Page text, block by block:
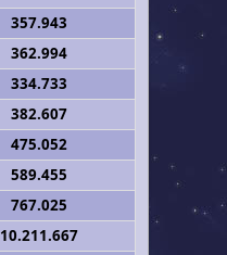
357.943
362.994
334.733
382.607
475.052
589.455
767.025
10.211.667